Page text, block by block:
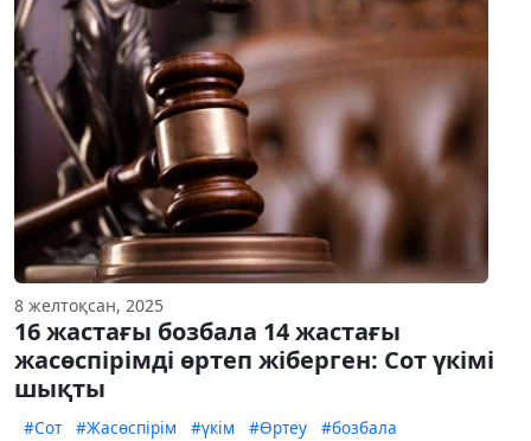
8 желтоқсан, 2025
16 жастағы бозбала 14 жастағы
жасөспірімді өртеп жіберген: Сот үкімі
шықты
#Сот #Жасөспірім #үкім #Өртеу #бозбала